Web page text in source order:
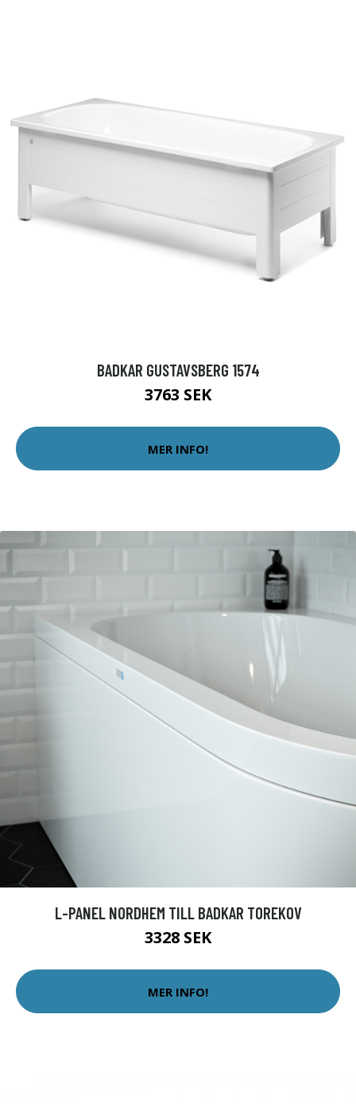
BADKAR GUSTAVSBERG 1574
3763 SEK
MER INFO!
L-PANEL NORDHEM TILL BADKAR TOREKOV
3328 SEK
MER INFO!